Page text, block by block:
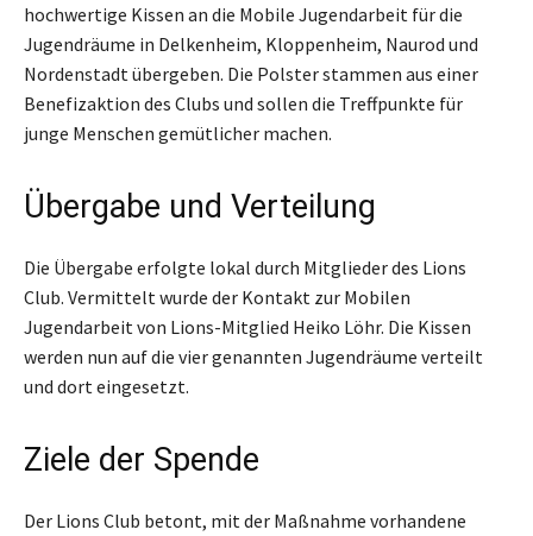
hochwertige Kissen an die Mobile Jugendarbeit für die
Jugendräume in Delkenheim, Kloppenheim, Naurod und
Nordenstadt übergeben. Die Polster stammen aus einer
Benefizaktion des Clubs und sollen die Treffpunkte für
junge Menschen gemütlicher machen.
Übergabe und Verteilung
Die Übergabe erfolgte lokal durch Mitglieder des Lions
Club. Vermittelt wurde der Kontakt zur Mobilen
Jugendarbeit von Lions-Mitglied Heiko Löhr. Die Kissen
werden nun auf die vier genannten Jugendräume verteilt
und dort eingesetzt.
Ziele der Spende
Der Lions Club betont, mit der Maßnahme vorhandene